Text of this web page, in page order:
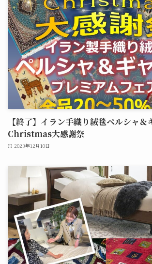
【終了】イラン手織り絨毯ペルシャ＆
Christmas大感謝祭
2023年12月10日